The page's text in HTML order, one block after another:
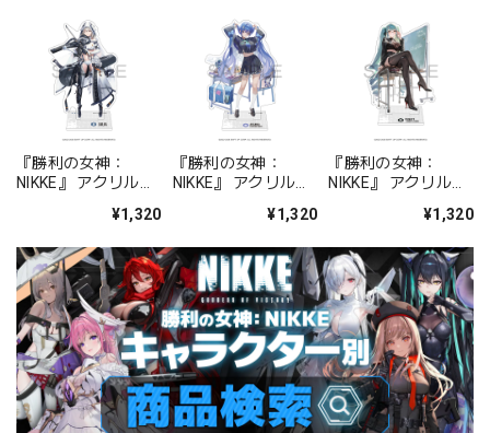
『勝利の女神：
NIKKE』 アクリルス
¥1,320
『勝利の女神：
NIKKE』 アクリルス
ォーチュンメイト
¥1,320
『勝利の女神：
NIKKE』 アクリルス
シャープレッスン
¥1,320